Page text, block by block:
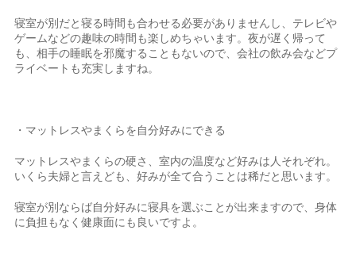
寝室が別だと寝る時間も合わせる必要がありませんし、テレビや
ゲームなどの趣味の時間も楽しめちゃいます。夜が遅く帰って
も、相手の睡眠を邪魔することもないので、会社の飲み会などプ
ライベートも充実しますね。
・マットレスやまくらを自分好みにできる
マットレスやまくらの硬さ、室内の温度など好みは人それぞれ。
いくら夫婦と言えども、好みが全て合うことは稀だと思います。
寝室が別ならば自分好みに寝具を選ぶことが出来ますので、身体
に負担もなく健康面にも良いですよ。